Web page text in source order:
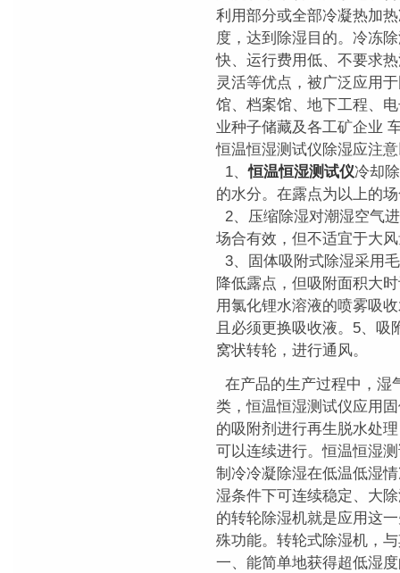
利用部分或全部冷凝热加
度，达到除湿目的。冷冻
快、运行费用低、不要求
灵活等优点，被广泛应用
馆、档案馆、地下工程、
业种子储藏及各工矿企业
恒温恒湿测试仪除湿应注
1、恒温恒湿测试仪冷却
的水分。在露点为以上的
2、压缩除湿对潮湿空气
场合有效，但不适宜于大
3、固体吸附式除湿采用
降低露点，但吸附面积大
用氯化锂水溶液的喷雾吸
且必须更换吸收液。5、
窝状转轮，进行通风。
在产品的生产过程中，湿
类，恒温恒湿测试仪应用
的吸附剂进行再生脱水处
可以连续进行。恒温恒湿
制冷冷凝除湿在低温低湿
湿条件下可连续稳定、大
的转轮除湿机就是应用这
殊功能。转轮式除湿机，
一、能简单地获得超低湿